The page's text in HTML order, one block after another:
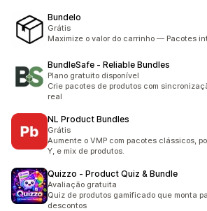
Bundelo
Grátis
Maximize o valor do carrinho — Pacotes
BundleSafe ‑ Reliable Bundles
Plano gratuito disponível
Crie pacotes de produtos com
real
NL Product Bundles
Grátis
Aumente o VMP com pacotes clássicos,
Y, e mix de produtos.
Quizzo ‑ Product Quiz & Bundle
Avaliação gratuita
Quiz de produtos gamificado que monta
descontos